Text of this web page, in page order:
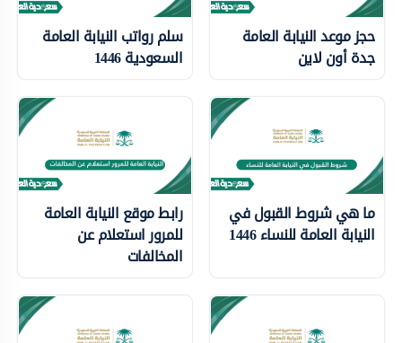
حجز موعد النيابة العامة
جدة أون لاين
سلم رواتب النيابة العامة
السعودية 1446
ما هي شروط القبول في
النيابة العامة للنساء 1446
رابط موقع النيابة العامة
للمرور استعلام عن
المخالفات